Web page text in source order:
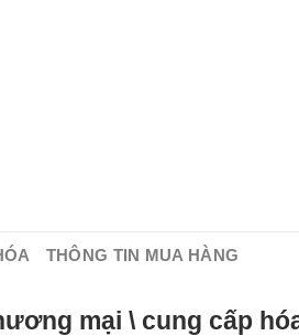
THÔNG TIN MUA HÀNG
mại \ cung cấp